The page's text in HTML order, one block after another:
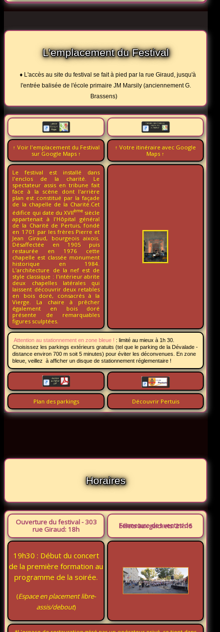
L'emplacement du Festival
♦ L'accès au site du festival se fait à pied par la rue Giraud, jusqu'à
l'entrée balisée de l'école primaire JM Marsily (anciennement G.
Brassens)
↑ Voir l'emplacement du Festival
sur Google Maps ↑
↑ Votre itinéraire avec Google
Maps ↑
Le festival est installé dans
l'enclos de la charité. Le
spectateur assis en tribune fait
face à la scène dont l'arrière
plan est constitué par la façade
de la chapelle de la Charité.Cet
édifice qui date du XVIIème siècle
appartenait à l'Hôpital général
de la Charité de Pertuis, fondé
en 1701 par les frères Pierre et
Jean Giraud, bourgeois aixois.
Désaffectée en 1905 puis
restaurée en 1976 cette
chapelle est classée monument
historique en 1984.
L'architecture de la nef est de
style classique : l'intérieur abrite
deux chapelles latérales qui
laissent découvrir deux retables
en bois doré, consacrés à la
Vierge. La chaire à prêcher
également en bois doré
présente de remarquables
figures sculptées.
Attention au stationnement en zone bleue ! : limité au mieux à 1h 30.
Choisissez les parkings extérieurs gratuits (tel que le parking de la Dévalade -
distance environ 700 m soit 5 minutes) pour éviter les déconvenues. En zone
bleue, veillez à afficher un disque de stationnement réglementaire !
Plan des parkings Découvrir Pertuis
Horaires
Ouverture du festival - 303
rue Giraud: 18h
Fermeture des ventes de billets aux guichets: 21h15
19h30 : Début du concert
de la première formation au
programme de la soirée.
(Espace en placement libre-
assis/debout)